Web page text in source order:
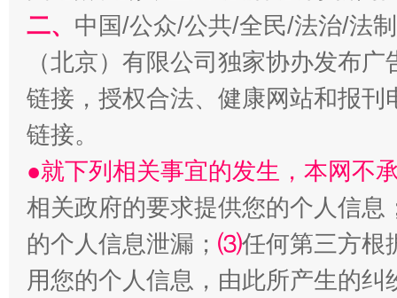
揭批美国五大"原罪" "炒
二、 中国/公众/公共/全民/法治/法
（北京）有限公司独家协办发布
链接，授权合法、健康网站和报
链接。
●就下列相关事宜的发生，本网不
相关政府的要求提供您的个人信息
的个人信息泄漏； ⑶任何第三方根
用您的个人信息，由此所产生的纠